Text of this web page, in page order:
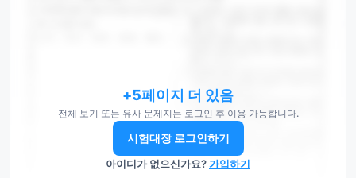
+5페이지 더 있음
전체 보기 또는 유사 문제지는 로그인 후 이용 가능합니다.
시험대장 로그인하기
아이디가 없으신가요?가입하기